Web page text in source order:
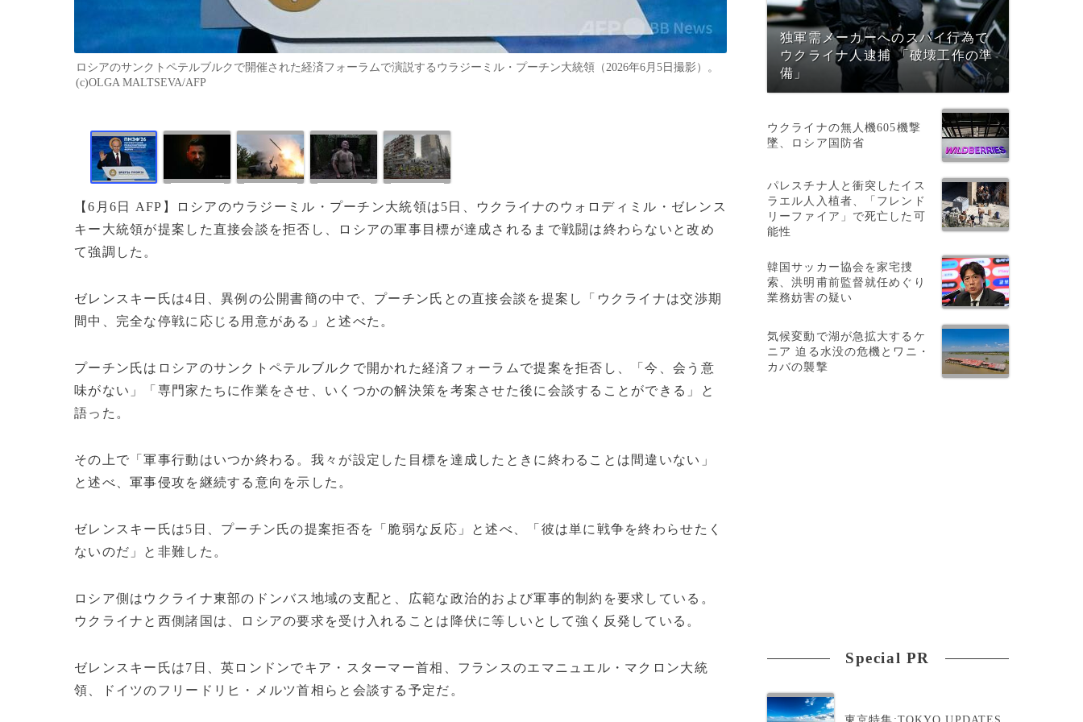
ロシアのサンクトペテルブルクで開催された経済フォーラムで演説するウラジーミル・プーチン大統領（2026年6月5日撮影）。
(c)OLGA MALTSEVA/AFP
【6月6日 AFP】ロシアのウラジーミル・プーチン大統領は5日、ウクライナのウォロディミル・ゼレンス
キー大統領が提案した直接会談を拒否し、ロシアの軍事目標が達成されるまで戦闘は終わらないと改め
て強調した。
ゼレンスキー氏は4日、異例の公開書簡の中で、プーチン氏との直接会談を提案し「ウクライナは交渉期
間中、完全な停戦に応じる用意がある」と述べた。
プーチン氏はロシアのサンクトペテルブルクで開かれた経済フォーラムで提案を拒否し、「今、会う意
味がない」「専門家たちに作業をさせ、いくつかの解決策を考案させた後に会談することができる」と
語った。
その上で「軍事行動はいつか終わる。我々が設定した目標を達成したときに終わることは間違いない」
と述べ、軍事侵攻を継続する意向を示した。
ゼレンスキー氏は5日、プーチン氏の提案拒否を「脆弱な反応」と述べ、「彼は単に戦争を終わらせたく
ないのだ」と非難した。
ロシア側はウクライナ東部のドンバス地域の支配と、広範な政治的および軍事的制約を要求している。
ウクライナと西側諸国は、ロシアの要求を受け入れることは降伏に等しいとして強く反発している。
ゼレンスキー氏は7日、英ロンドンでキア・スターマー首相、フランスのエマニュエル・マクロン大統
領、ドイツのフリードリヒ・メルツ首相らと会談する予定だ。
独軍需メーカーへのスパイ行為で
ウクライナ人逮捕 「破壊工作の準
備」
ウクライナの無人機605機撃
墜、ロシア国防省
パレスチナ人と衝突したイス
ラエル人入植者、「フレンド
リーファイア」で死亡した可
能性
韓国サッカー協会を家宅捜
索、洪明甫前監督就任めぐり
業務妨害の疑い
気候変動で湖が急拡大するケ
ニア 迫る水没の危機とワニ・
カバの襲撃
Special PR
東京特集:TOKYO UPDATES